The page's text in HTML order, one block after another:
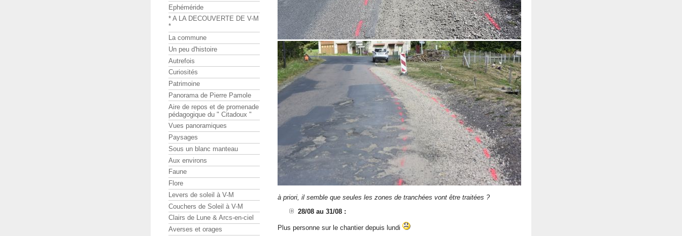
à priori, il semble que seules les zones de tranchées vont être traitées ?
28/08 au 31/08 :
Plus personne sur le chantier depuis lundi
Ephéméride
* A LA DECOUVERTE DE V-M
*
La commune
Un peu d'histoire
Autrefois
Curiosités
Patrimoine
Panorama de Pierre Pamole
Aire de repos et de promenade
pédagogique du " Citadoux "
Vues panoramiques
Paysages
Sous un blanc manteau
Aux environs
Faune
Flore
Levers de soleil à V-M
Couchers de Soleil à V-M
Clairs de Lune & Arcs-en-ciel
Averses et orages